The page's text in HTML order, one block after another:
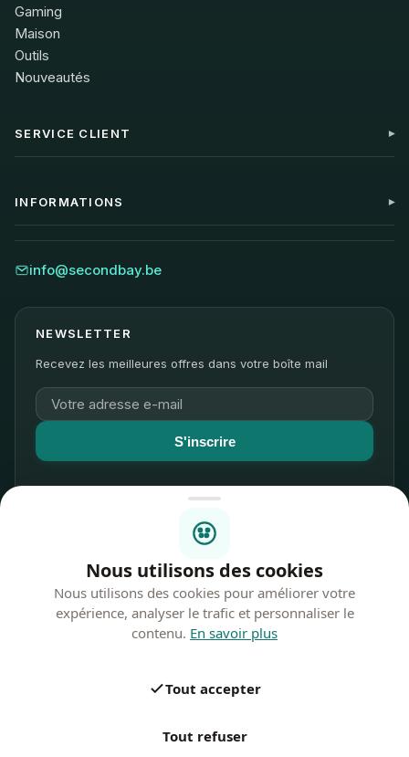
Gaming
Maison
Outils
Nouveautés
SERVICE CLIENT
FAQ
Garantie
INFORMATIONS
Blog
Durabilité
info@secondbay.be
NEWSLETTER
Recevez les meilleures offres dans votre boîte mail
S'inscrire
Nous respectons votre vie privée
Modes de paiement
Conditions générales
Nous utilisons des cookies
Nous utilisons des cookies pour améliorer votre
expérience, analyser le trafic et personnaliser le
contenu. En savoir plus
Tout accepter
Tout refuser